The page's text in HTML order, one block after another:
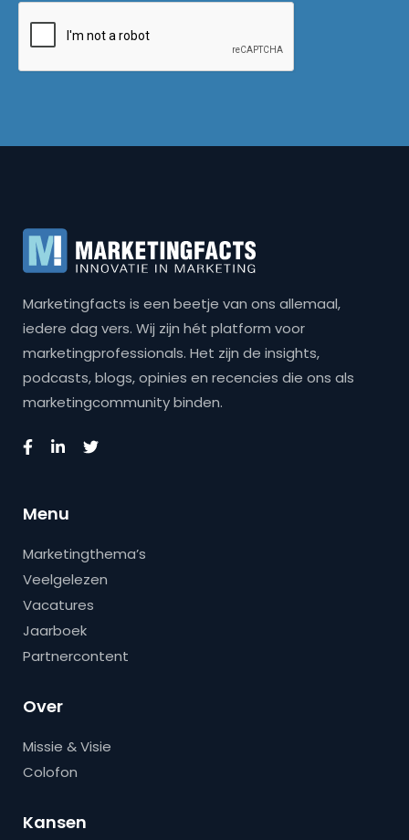
Marketingfacts is een beetje van ons allemaal,
iedere dag vers. Wij zijn hét platform voor
marketingprofessionals. Het zijn de insights,
podcasts, blogs, opinies en recencies die ons als
marketingcommunity binden.
Menu
Marketingthema’s
Veelgelezen
Vacatures
Jaarboek
Partnercontent
Over
Missie & Visie
Colofon
Kansen